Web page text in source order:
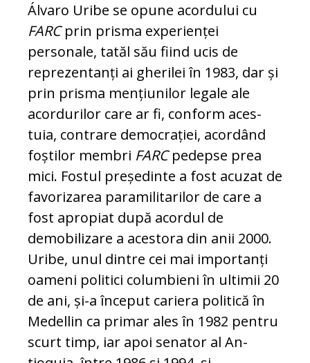
Álvaro Uribe se opune acordului cu
FARCprin prisma experienței
personale, tatăl său fiind ucis de
reprezentanți ai gherilei în 1983, dar și
prin prisma mențiunilor le­gale ale
acordurilor care ar fi, conform aces­
tuia, contrare democrației, acordând
foș­tilor membri FARCpedepse prea
mici. Fostul președinte a fost acuzat de
favo­ri­zarea paramilitarilor de care a
fost apro­piat după acordul de
demobilizare a aces­tora din anii 2000.
Uribe, unul dintre cei mai importanți
oameni politici columbieni în ultimii 20
de ani, și-a început cariera politică în
Medellin ca primar ales în 1982 pentru
scurt timp, iar apoi senator al An­